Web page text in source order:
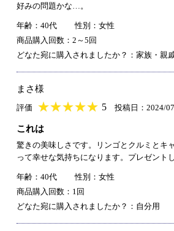
好みの問題かな…。
年齢：40代
性別：女性
商品購入回数：2～5回
どなた宛に購入されましたか？：家族・親
まさ様
評価 ★★★★★
★★★★★ 5 投稿日：2024/
これは
驚きの美味しさです。リンゴとクルミとキ
って幸せな気持ちになります。プレゼント
年齢：40代
性別：女性
商品購入回数：1回
どなた宛に購入されましたか？：自分用